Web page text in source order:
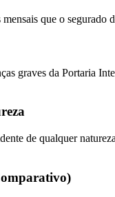
que o
graves da Portaria
de qualquer